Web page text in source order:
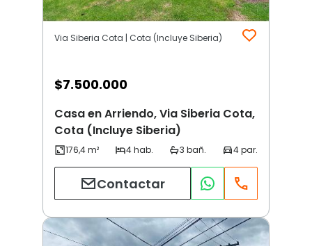
Via Siberia Cota | Cota (Incluye Siberia)
$7.500.000
Casa en Arriendo, Via Siberia Cota,
Cota (Incluye Siberia)
Contactar